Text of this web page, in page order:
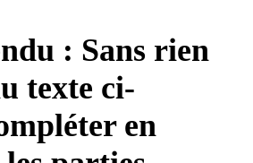
: Sans rien
texte ci-
en